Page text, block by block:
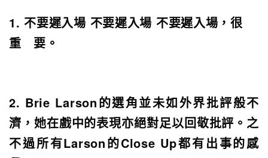
1. 不要遲入場 不要遲入場 不要遲入場，很
重 要。
2. Brie Larson的選角並未如外界批評般不
濟，她在戲中的表現亦絕對足以回敬批評。之
不過所有Larson的Close Up都有出事的感